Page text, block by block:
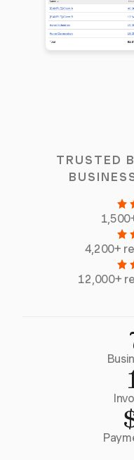
TRUSTED
4,200+
12,000+